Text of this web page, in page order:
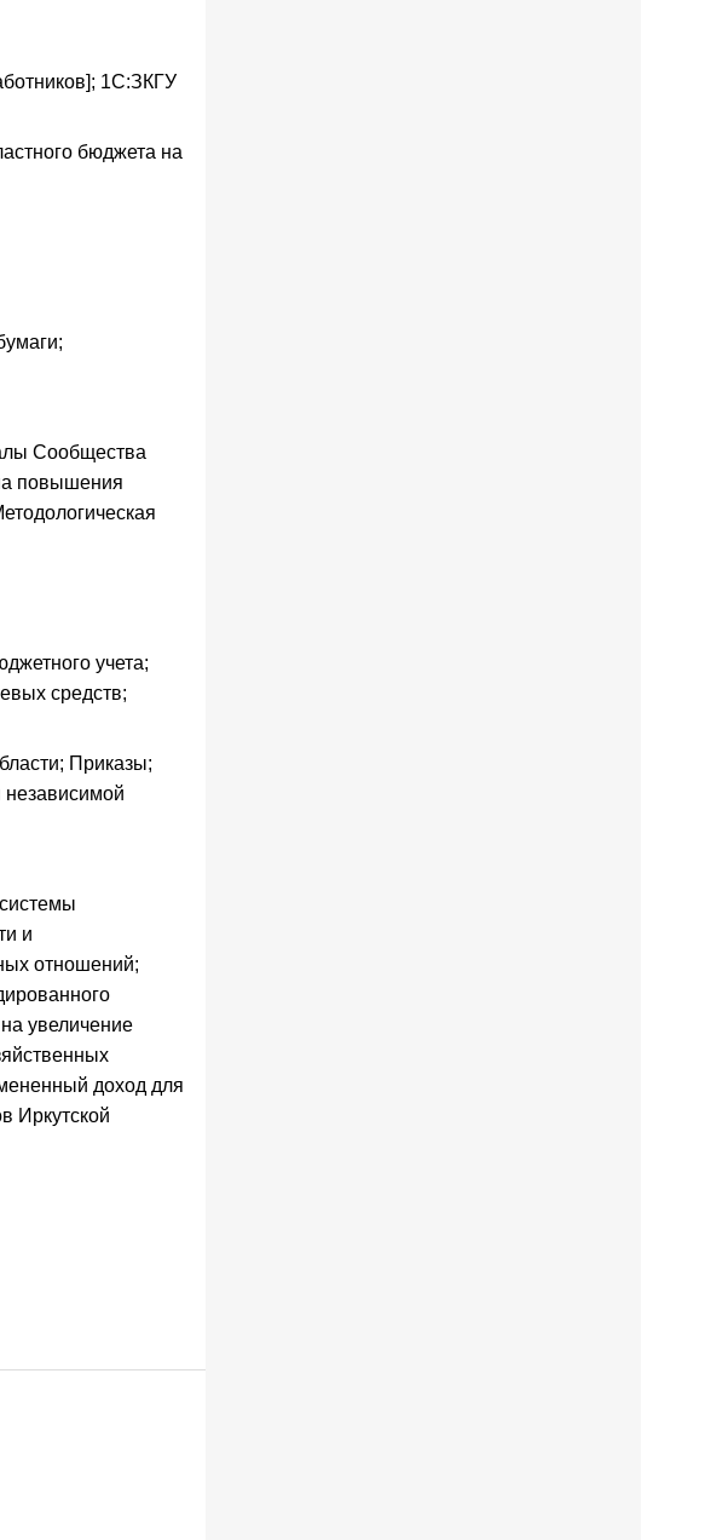
1С:ЗКГУ
бюджета на
Сообщества
повышения
учета;
средств;
Приказы;
и
отношений;
увеличение
доход для
Иркутской